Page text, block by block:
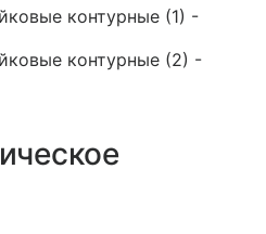
контурные (1) -
контурные (2) -